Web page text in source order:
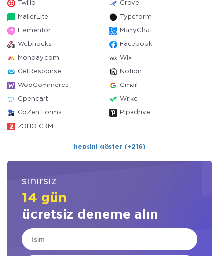
Twilio Crove
MailerLite Typeform
Elementor ManyChat
Webhooks Facebook
Monday.com Wix
GetResponse Notion
WooCommerce Gmail
Opencart Wrike
GoZen Forms Pipedrive
ZOHO CRM
hepsini göster (+216)
sınırsız
14 gün
ücretsiz deneme alın